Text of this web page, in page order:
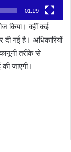
01:19
किया। वहीं कई
दी गई है। अधिकारियों
तरीके से
जाएगी।